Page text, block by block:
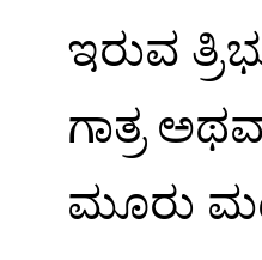
ಇರುವ
ಗಾತ್ರ
ಮೂರು